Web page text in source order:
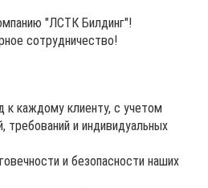
"ЛСТК Билдинг"!
сотрудничество!
к каждому клиенту, с учетом
требований и индивидуальных
и безопасности наших